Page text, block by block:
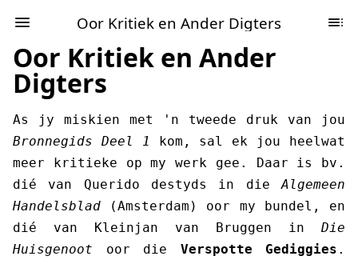
Oor Kritiek en Ander Digters
Oor Kritiek en Ander
Digters
As jy miskien met 'n tweede druk van jou
Bronnegids Deel 1 kom, sal ek jou heelwat
meer kritieke op my werk gee. Daar is bv.
dié van Querido destyds in dieAlgemeen
Handelsblad (Amsterdam) oor my bundel, en
dié van Kleinjan van Bruggen in Die
Huisgenoot oor die Verspotte Gediggies .